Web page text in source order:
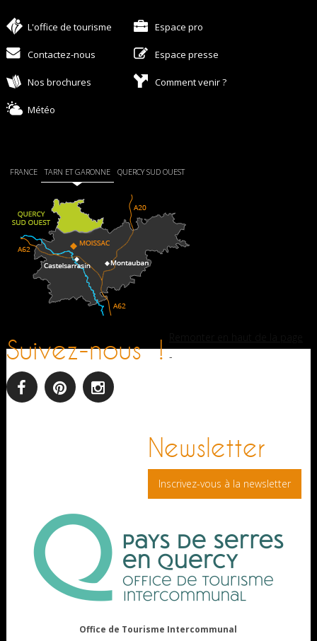
L'office de tourisme Espace pro
Contactez-nous Espace presse
Nos brochures Comment venir ?
Météo
FRANCE TARN ET GARONNE QUERCY SUD OUEST
Suivez-nous !
Newsletter
Inscrivez-vous à la newsletter
-
Office de Tourisme Intercommunal